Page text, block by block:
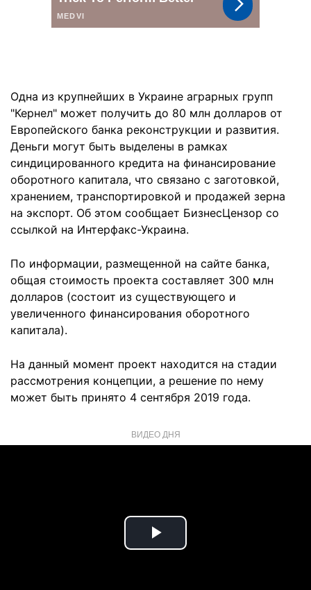
Одна из крупнейших в Украине аграрных групп
"Кернел" может получить до 80 млн долларов от
Европейского банка реконструкции и развития.
Деньги могут быть выделены в рамках
синдицированного кредита на финансирование
оборотного капитала, что связано с заготовкой,
хранением, транспортировкой и продажей зерна
на экспорт. Об этом сообщает БизнесЦензор со
ссылкой на Интерфакс-Украина.
По информации, размещенной на сайте банка,
общая стоимость проекта составляет 300 млн
долларов (состоит из существующего и
увеличенного финансирования оборотного
капитала).
На данный момент проект находится на стадии
рассмотрения концепции, а решение по нему
может быть принято 4 сентября 2019 года.
ВИДЕО ДНЯ
Play